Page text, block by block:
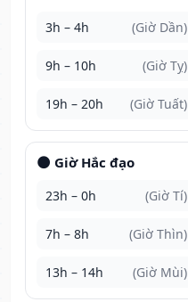
3h – 4h (Giờ Dần)
9h – 10h (Giờ Tỵ)
19h – 20h (Giờ Tuất)
🌑 Giờ Hắc đạo
23h – 0h (Giờ Tí)
7h – 8h (Giờ Thìn)
13h – 14h (Giờ Mùi)